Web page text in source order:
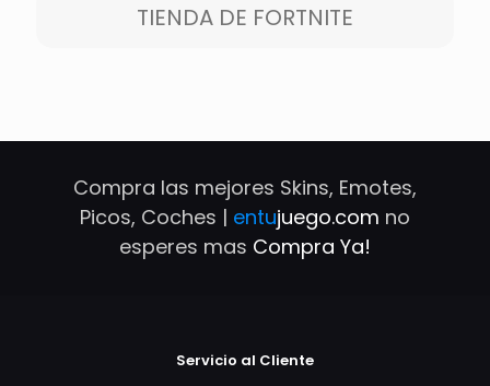
TIENDA DE FORTNITE
Compra las mejores Skins, Emotes,
Picos, Coches | entujuego.com no
esperes mas Compra Ya!
Servicio al Cliente